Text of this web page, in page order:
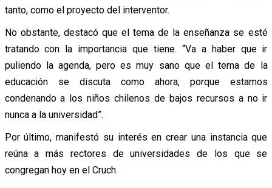
tanto, como el proyecto del interventor.
No obstante, destacó que el tema de la enseñanza se esté
tratando con la importancia que tiene. “Va a haber que ir
puliendo la agenda, pero es muy sano que el tema de la
educación se discuta como ahora, porque estamos
condenando a los niños chilenos de bajos recursos a no ir
nunca a la universidad”.
Por último, manifestó su interés en crear una instancia que
reúna a más rectores de universidades de los que se
congregan hoy en el Cruch.